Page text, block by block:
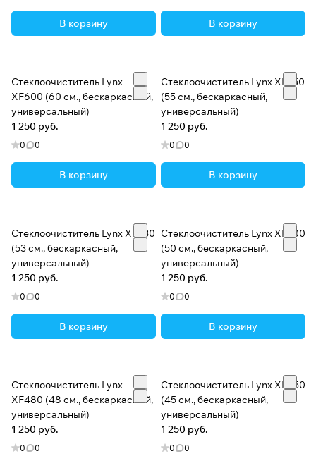
В корзину В корзину
Стеклоочиститель Lynx
XF600 (60 см., бескаркасный,
универсальный)
1 250 руб.
0 0
В корзину
Стеклоочиститель Lynx XF550
(55 см., бескаркасный,
универсальный)
1 250 руб.
0 0
В корзину
Стеклоочиститель Lynx XF530
(53 см., бескаркасный,
универсальный)
1 250 руб.
0 0
В корзину
Стеклоочиститель Lynx XF500
(50 см., бескаркасный,
универсальный)
1 250 руб.
0 0
В корзину
Стеклоочиститель Lynx
XF480 (48 см., бескаркасный,
универсальный)
1 250 руб.
0 0
Стеклоочиститель Lynx XF450
(45 см., бескаркасный,
универсальный)
1 250 руб.
0 0